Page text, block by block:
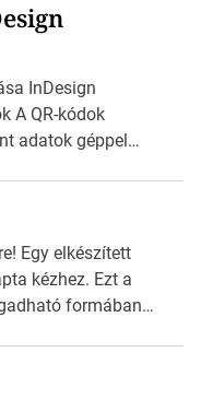
Az amerikai és
216 nem
C0-tól […]
InDesign
A QR-kódok
adatok géppel
leolvasó
képes az URL-
a cég
a felhasználó
Egy elkészített
kézhez. Ezt a
formában
Minden